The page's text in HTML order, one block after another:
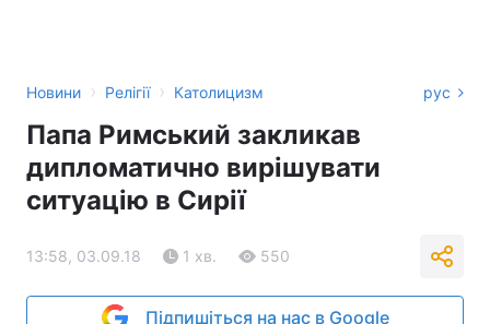
Новини › Релігії › Католицизм рус
Папа Римський закликав
дипломатично вирішувати
ситуацію в Сирії
13:58, 03.09.18 1 хв. 550
Підпишіться на нас в Google